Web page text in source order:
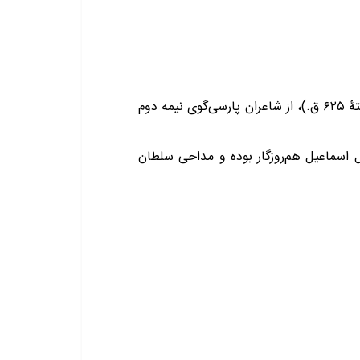
سراج‌الدین قُمری آمُلی معروف به سراج قمری یا قمری آملی (زادهٔ میانه‌های سدهٔ ششم قمری در آمل- درگذشتهٔ ۶۲۵ ق.)، از شاعران پارسی‌گوی نیمه دوم
اسماعیل هم‌روزگار بوده و مداحی سلطان